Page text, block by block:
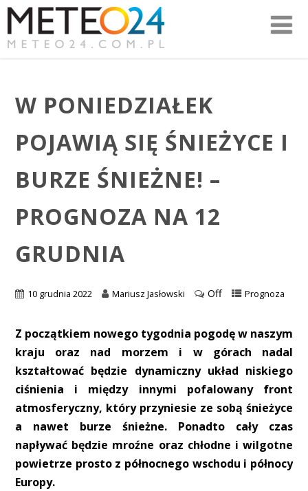
W PONIEDZIAŁEK
POJAWIĄ SIĘ ŚNIEŻYCE I
BURZE ŚNIEŻNE! –
PROGNOZA NA 12
GRUDNIA
10 grudnia 2022 Mariusz Jasłowski Off Prognoza
Z początkiem nowego tygodnia pogodę w naszym
kraju oraz nad morzem i w górach nadal
kształtować będzie dynamiczny układ niskiego
ciśnienia i między innymi pofalowany front
atmosferyczny, który przyniesie ze sobą śnieżyce
a nawet burze śnieżne. Ponadto cały czas
napływać będzie mroźne oraz chłodne i wilgotne
powietrze prosto z północnego wschodu i północy
Europy.